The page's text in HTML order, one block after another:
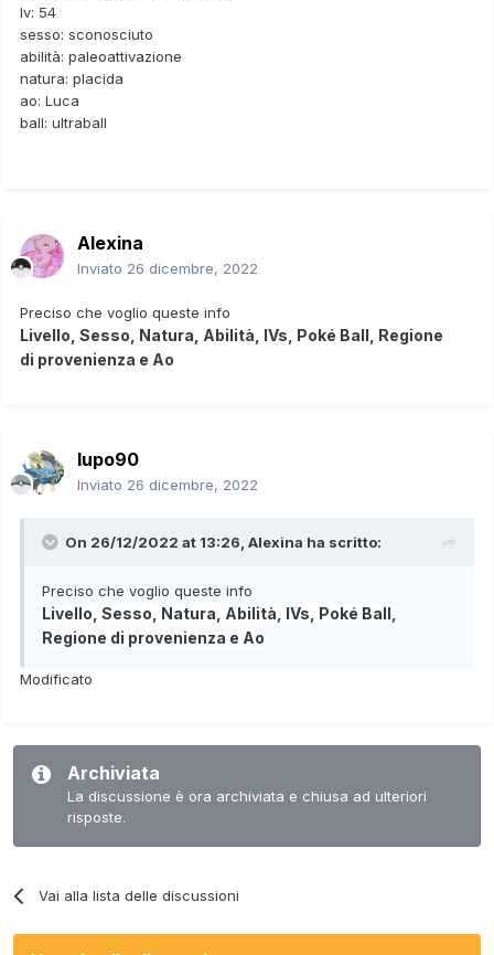
lv: 54
sesso: sconosciuto
abilità: paleoattivazione
natura: placida
ao: Luca
ball: ultraball
Alexina
Inviato 26 dicembre, 2022
Preciso che voglio queste info
Livello, Sesso, Natura, Abilità, IVs, Poké Ball, Regione
di provenienza e Ao
lupo90
Inviato 26 dicembre, 2022
On 26/12/2022 at 13:26, Alexina ha scritto:
Preciso che voglio queste info
Livello, Sesso, Natura, Abilità, IVs, Poké Ball,
Regione di provenienza e Ao
Modificato
Archiviata
La discussione è ora archiviata e chiusa ad ulteriori
risposte.
Vai alla lista delle discussioni